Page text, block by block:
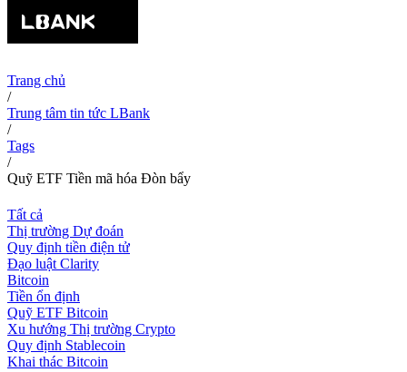
Trang chủ
/
Trung tâm tin tức LBank
/
Tags
/
Quỹ ETF Tiền mã hóa Đòn bẩy
Tất cả
Thị trường Dự đoán
Quy định tiền điện tử
Đạo luật Clarity
Bitcoin
Tiền ổn định
Quỹ ETF Bitcoin
Xu hướng Thị trường Crypto
Quy định Stablecoin
Khai thác Bitcoin